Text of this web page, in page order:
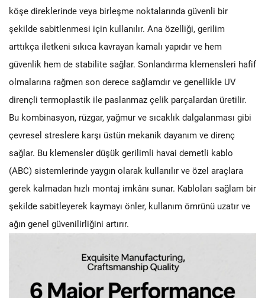
köşe direklerinde veya birleşme noktalarında güvenli bir
şekilde sabitlenmesi için kullanılır. Ana özelliği, gerilim
arttıkça iletkeni sıkıca kavrayan kamalı yapıdır ve hem
güvenlik hem de stabilite sağlar. Sonlandırma klemensleri hafif
olmalarına rağmen son derece sağlamdır ve genellikle UV
dirençli termoplastik ile paslanmaz çelik parçalardan üretilir.
Bu kombinasyon, rüzgar, yağmur ve sıcaklık dalgalanması gibi
çevresel streslere karşı üstün mekanik dayanım ve direnç
sağlar. Bu klemensler düşük gerilimli havai demetli kablo
(ABC) sistemlerinde yaygın olarak kullanılır ve özel araçlara
gerek kalmadan hızlı montaj imkânı sunar. Kabloları sağlam bir
şekilde sabitleyerek kaymayı önler, kullanım ömrünü uzatır ve
ağın genel güvenilirliğini artırır.